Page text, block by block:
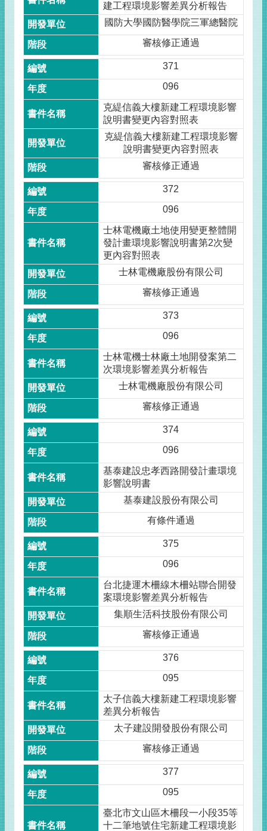
建工程環境影響差異分析報告
國防大學國防醫學院三軍總醫院
審核修正通過
371
096
克緹信義大樓新建工程環境影響
說明書變更內容對照表
克緹信義大樓新建工程環境影響
說明書變更內容對照表
審核修正通過
372
096
士林電機廠土地使用變更整體開
發計畫環境影響說明書第2次變
更內容對照表
士林電機廠股份有限公司
審核修正通過
373
096
士林電機士林廠土地開發案第二
次環境影響差異分析報告
士林電機廠股份有限公司
審核修正通過
374
096
基泰建設忠孝西路開發計畫環境
影響說明書
基泰建設股份有限公司
有條件通過
375
096
台北捷運木柵線木柵站聯合開發
案環境影響差異分析報告
集順生活科技股份有限公司
審核修正通過
376
095
太子信義大樓新建工程環境影響
差異分析報告
太子建設開發股份有限公司
審核修正通過
377
095
臺北市文山區木柵段一小段35等
十二筆地號住宅新建工程環境影